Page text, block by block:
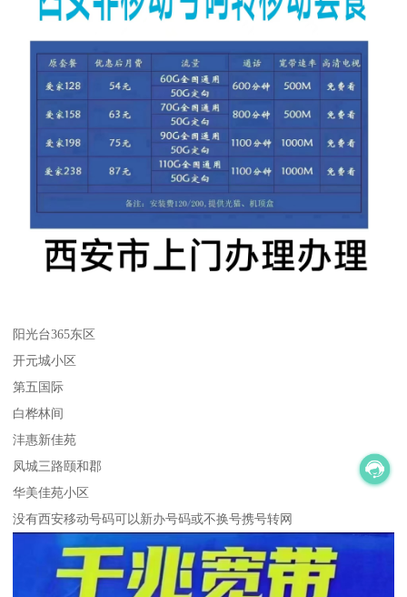
阳光台365东区
开元城小区
第五国际
白桦林间
沣惠新佳苑
凤城三路颐和郡
华美佳苑小区
没有西安移动号码可以新办号码或不换号携号转网